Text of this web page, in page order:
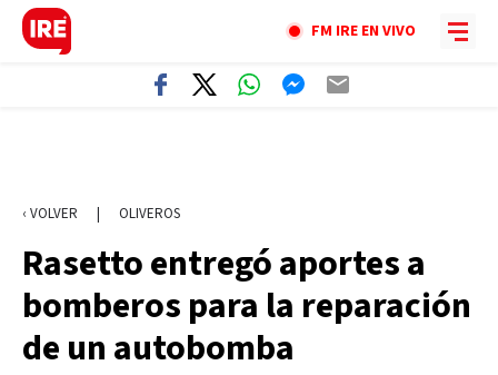
FM IRE EN VIVO
‹ VOLVER | OLIVEROS
Rasetto entregó aportes a
bomberos para la reparación
de un autobomba